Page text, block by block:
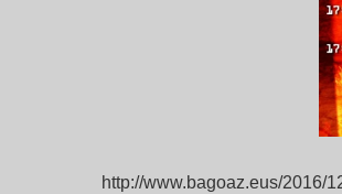
http://www.bagoaz.eus/2016/